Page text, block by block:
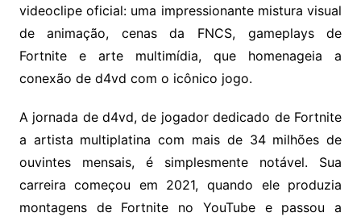
videoclipe oficial: uma impressionante mistura visual
de animação, cenas da FNCS, gameplays de
Fortnite e arte multimídia, que homenageia a
conexão de d4vd com o icônico jogo.
A jornada de d4vd, de jogador dedicado de Fortnite
a artista multiplatina com mais de 34 milhões de
ouvintes mensais, é simplesmente notável. Sua
carreira começou em 2021, quando ele produzia
montagens de Fortnite no YouTube e passou a